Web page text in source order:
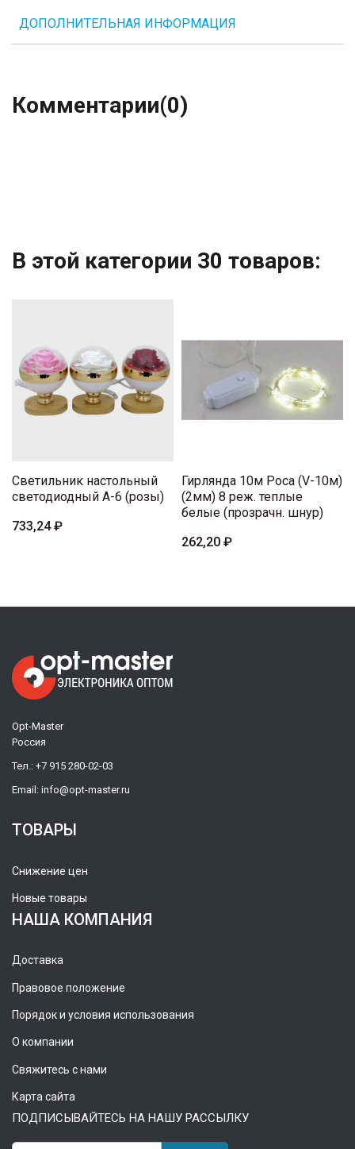
ДОПОЛНИТЕЛЬНАЯ ИНФОРМАЦИЯ
Комментарии(0)
В этой категории 30 товаров:
Светильник настольный
светодиодный А-6 (розы)
733,24 ₽
Гирлянда 10м Роса (V-10м)
(2мм) 8 реж. теплые
белые (прозрачн. шнур)
262,20 ₽
Opt-Master
Россия
Тел.: +7 915 280-02-03
Email: info@opt-master.ru
ТОВАРЫ
Снижение цен
Новые товары
НАША КОМПАНИЯ
Доставка
Правовое положение
Порядок и условия использования
О компании
Свяжитесь с нами
Карта сайта
ПОДПИСЫВАЙТЕСЬ НА НАШУ РАССЫЛКУ